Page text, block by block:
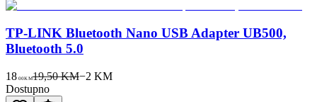
TP-LINK Bluetooth Nano USB Adapter UB500,
Bluetooth 5.0
18 00KM19,50 KM−2 KM
Dostupno